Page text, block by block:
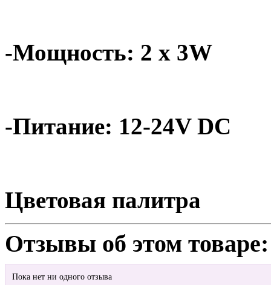
-Мощность: 2 x 3W
-Питание: 12-24V DC
Цветовая палитра
Отзывы об этом товаре:
Пока нет ни одного отзыва